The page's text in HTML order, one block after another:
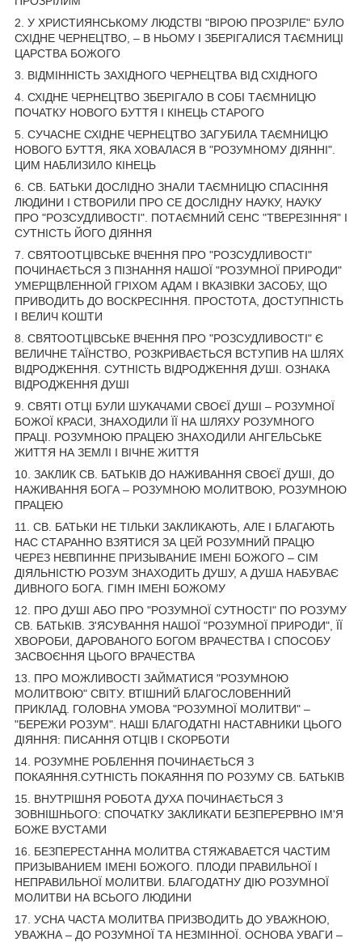
2. У ХРИСТИЯНСЬКОМУ ЛЮДСТВІ "ВІРОЮ ПРОЗРІЛЕ" БУЛО
СХІДНЕ ЧЕРНЕЦТВО, – В НЬОМУ І ЗБЕРІГАЛИСЯ ТАЄМНИЦІ
ЦАРСТВА БОЖОГО
3. ВІДМІННІСТЬ ЗАХІДНОГО ЧЕРНЕЦТВА ВІД СХІДНОГО
4. СХІДНЕ ЧЕРНЕЦТВО ЗБЕРІГАЛО В СОБІ ТАЄМНИЦЮ
ПОЧАТКУ НОВОГО БУТТЯ І КІНЕЦЬ СТАРОГО
5. СУЧАСНЕ СХІДНЕ ЧЕРНЕЦТВО ЗАГУБИЛА ТАЄМНИЦЮ
НОВОГО БУТТЯ, ЯКА ХОВАЛАСЯ В "РОЗУМНОМУ ДІЯННІ".
ЦИМ НАБЛИЗИЛО КІНЕЦЬ
6. СВ. БАТЬКИ ДОСЛІДНО ЗНАЛИ ТАЄМНИЦЮ СПАСІННЯ
ЛЮДИНИ І СТВОРИЛИ ПРО СЕ ДОСЛІДНУ НАУКУ, НАУКУ
ПРО "РОЗСУДЛИВОСТІ". ПОТАЄМНИЙ СЕНС "ТВЕРЕЗІННЯ" І
СУТНІСТЬ ЙОГО ДІЯННЯ
7. СВЯТООТЦІВСЬКЕ ВЧЕННЯ ПРО "РОЗСУДЛИВОСТІ"
ПОЧИНАЄТЬСЯ З ПІЗНАННЯ НАШОЇ "РОЗУМНОЇ ПРИРОДИ"
УМЕРЩВЛЕННОЙ ГРІХОМ АДАМ І ВКАЗІВКИ ЗАСОБУ, ЩО
ПРИВОДИТЬ ДО ВОСКРЕСІННЯ. ПРОСТОТА, ДОСТУПНІСТЬ
І ВЕЛИЧ КОШТИ
8. СВЯТООТЦІВСЬКЕ ВЧЕННЯ ПРО "РОЗСУДЛИВОСТІ" Є
ВЕЛИЧНЕ ТАЇНСТВО, РОЗКРИВАЄТЬСЯ ВСТУПИВ НА ШЛЯХ
ВІДРОДЖЕННЯ. СУТНІСТЬ ВІДРОДЖЕННЯ ДУШІ. ОЗНАКА
ВІДРОДЖЕННЯ ДУШІ
9. СВЯТІ ОТЦІ БУЛИ ШУКАЧАМИ СВОЄЇ ДУШІ – РОЗУМНОЇ
БОЖОЇ КРАСИ, ЗНАХОДИЛИ ЇЇ НА ШЛЯХУ РОЗУМНОГО
ПРАЦІ. РОЗУМНОЮ ПРАЦЕЮ ЗНАХОДИЛИ АНГЕЛЬСЬКЕ
ЖИТТЯ НА ЗЕМЛІ І ВІЧНЕ ЖИТТЯ
10. ЗАКЛИК СВ. БАТЬКІВ ДО НАЖИВАННЯ СВОЄЇ ДУШІ, ДО
НАЖИВАННЯ БОГА – РОЗУМНОЮ МОЛИТВОЮ, РОЗУМНОЮ
ПРАЦЕЮ
11. СВ. БАТЬКИ НЕ ТІЛЬКИ ЗАКЛИКАЮТЬ, АЛЕ І БЛАГАЮТЬ
НАС СТАРАННО ВЗЯТИСЯ ЗА ЦЕЙ РОЗУМНИЙ ПРАЦЮ
ЧЕРЕЗ НЕВПИННЕ ПРИЗЫВАНИЕ ІМЕНІ БОЖОГО – СІМ
ДІЯЛЬНІСТЮ РОЗУМ ЗНАХОДИТЬ ДУШУ, А ДУША НАБУВАЄ
ДИВНОГО БОГА. ГІМН ІМЕНІ БОЖОМУ
12. ПРО ДУШІ АБО ПРО "РОЗУМНОЇ СУТНОСТІ" ПО РОЗУМУ
СВ. БАТЬКІВ. З'ЯСУВАННЯ НАШОЇ "РОЗУМНОЇ ПРИРОДИ", ЇЇ
ХВОРОБИ, ДАРОВАНОГО БОГОМ ВРАЧЕСТВА І СПОСОБУ
ЗАСВОЄННЯ ЦЬОГО ВРАЧЕСТВА
13. ПРО МОЖЛИВОСТІ ЗАЙМАТИСЯ "РОЗУМНОЮ
МОЛИТВОЮ" СВІТУ. ВТІШНИЙ БЛАГОСЛОВЕННИЙ
ПРИКЛАД. ГОЛОВНА УМОВА "РОЗУМНОЇ МОЛИТВИ" –
"БЕРЕЖИ РОЗУМ". НАШІ БЛАГОДАТНІ НАСТАВНИКИ ЦЬОГО
ДІЯННЯ: ПИСАННЯ ОТЦІВ І СКОРБОТИ
14. РОЗУМНЕ РОБЛЕННЯ ПОЧИНАЄТЬСЯ З
ПОКАЯННЯ.СУТНІСТЬ ПОКАЯННЯ ПО РОЗУМУ СВ. БАТЬКІВ
15. ВНУТРІШНЯ РОБОТА ДУХА ПОЧИНАЄТЬСЯ З
ЗОВНІШНЬОГО: СПОЧАТКУ ЗАКЛИКАТИ БЕЗПЕРЕРВНО ІМ'Я
БОЖЕ ВУСТАМИ
16. БЕЗПЕРЕСТАННА МОЛИТВА СТЯЖАВАЕТСЯ ЧАСТИМ
ПРИЗЫВАНИЕМ ІМЕНІ БОЖОГО. ПЛОДИ ПРАВИЛЬНОЇ І
НЕПРАВИЛЬНОЇ МОЛИТВИ. БЛАГОДАТНУ ДІЮ РОЗУМНОЇ
МОЛИТВИ НА ВСЬОГО ЛЮДИНИ
17. УСНА ЧАСТА МОЛИТВА ПРИЗВОДИТЬ ДО УВАЖНОЮ,
УВАЖНА – ДО РОЗУМНОЇ ТА НЕЗМІННОЇ. ОСНОВА УВАГИ –